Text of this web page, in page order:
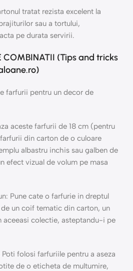
tratat rezista excelent la
sau a tortului,
pe durata servirii.
COMBINATII (Tips and tricks
farfurii pentru un decor de
aceste farfurii de 18 cm (pentru
din carton de o culoare
albastru inchis sau galben de
efect vizual de volum pe masa
Pune cate o farfurie in dreptul
un coif tematic din carton, un
aceeasi colectie, asteptandu-i pe
folosi farfuriile pentru a aseza
de o eticheta de multumire,